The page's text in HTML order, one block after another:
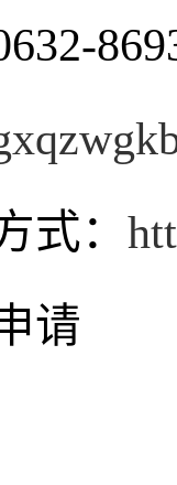
式：
请